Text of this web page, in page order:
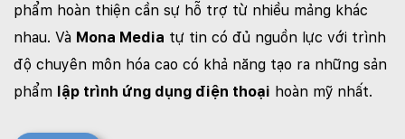
phẩm hoàn thiện cần sự hỗ trợ từ nhiều mảng khác
nhau. Và Mona Media tự tin có đủ nguồn lực với trình
độ chuyên môn hóa cao có khả năng tạo ra những sản
phẩm lập trình ứng dụng điện thoại hoàn mỹ nhất.